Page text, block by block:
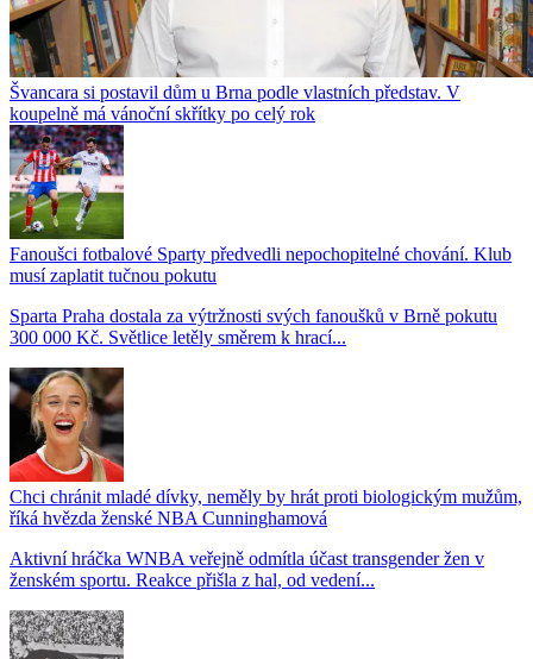
Švancara si postavil dům u Brna podle vlastních představ. V
koupelně má vánoční skřítky po celý rok
Fanoušci fotbalové Sparty předvedli nepochopitelné chování. Klub
musí zaplatit tučnou pokutu
Sparta Praha dostala za výtržnosti svých fanoušků v Brně pokutu
300 000 Kč. Světlice letěly směrem k hrací...
Chci chránit mladé dívky, neměly by hrát proti biologickým mužům,
říká hvězda ženské NBA Cunninghamová
Aktivní hráčka WNBA veřejně odmítla účast transgender žen v
ženském sportu. Reakce přišla z hal, od vedení...